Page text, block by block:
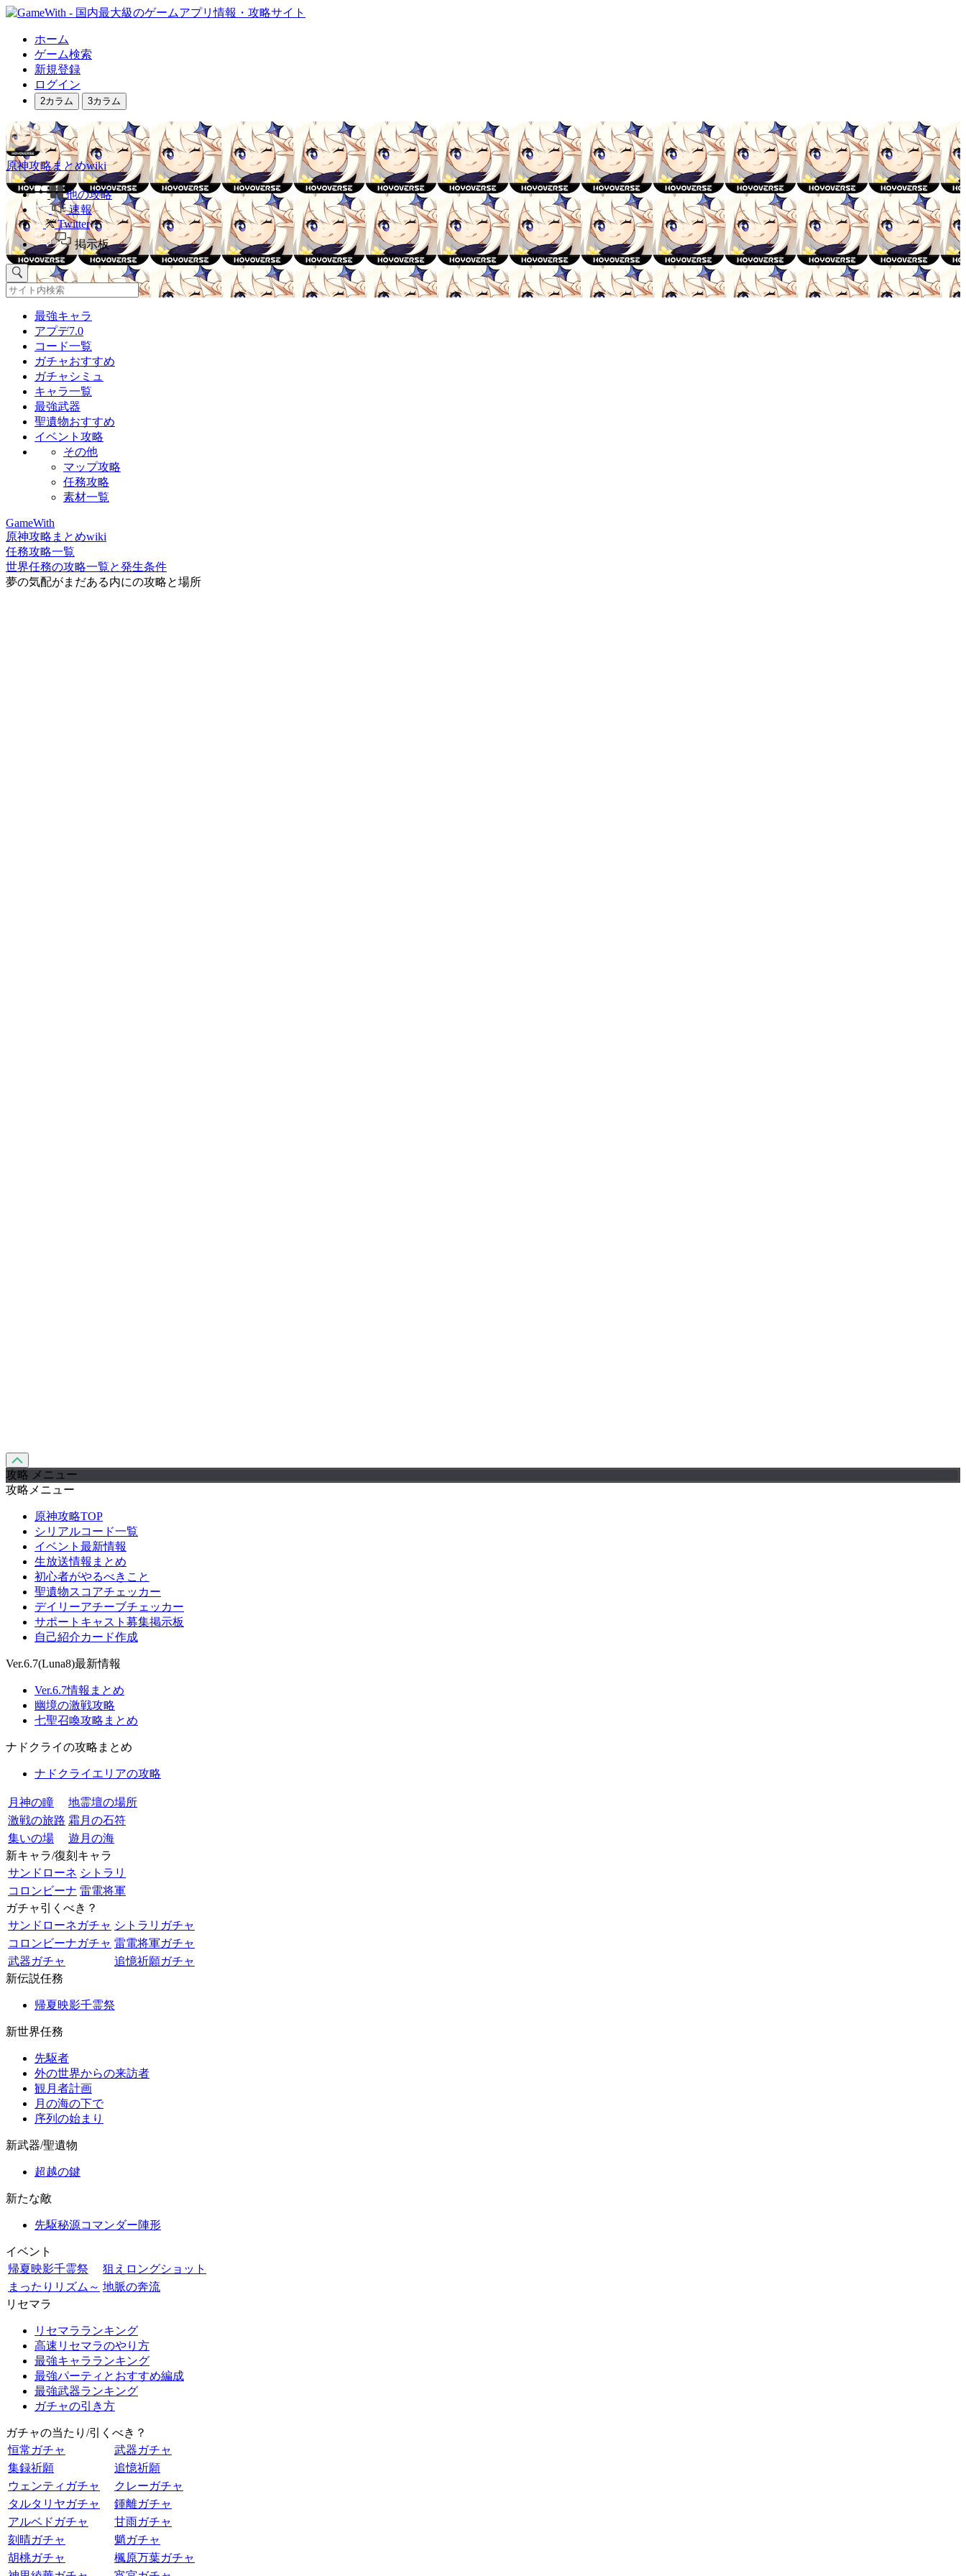
ホーム
ゲーム検索
新規登録
ログイン
2カラム 3カラム
原神攻略まとめwiki
他の攻略
速報
Twitter
掲示板
最強キャラ
アプデ7.0
コード一覧
ガチャおすすめ
ガチャシミュ
キャラ一覧
最強武器
聖遺物おすすめ
イベント攻略
その他
マップ攻略
任務攻略
素材一覧
GameWith
原神攻略まとめwiki
任務攻略一覧
世界任務の攻略一覧と発生条件
夢の気配がまだある内にの攻略と場所
攻略 メニュー
攻略メニュー
原神攻略TOP
シリアルコード一覧
イベント最新情報
生放送情報まとめ
初心者がやるべきこと
聖遺物スコアチェッカー
デイリーアチーブチェッカー
サポートキャスト募集掲示板
自己紹介カード作成
Ver.6.7(Luna8)最新情報
Ver.6.7情報まとめ
幽境の激戦攻略
七聖召喚攻略まとめ
ナドクライの攻略まとめ
ナドクライエリアの攻略
月神の瞳
地霊壇の場所
激戦の旅路 霜月の石符
集いの場
遊月の海
新キャラ/復刻キャラ
サンドローネ シトラリ
コロンビーナ 雷電将軍
ガチャ引くべき？
サンドローネガチャ シトラリガチャ
コロンビーナガチャ 雷電将軍ガチャ
武器ガチャ
追憶祈願ガチャ
新伝説任務
帰夏映影千霊祭
新世界任務
先駆者
外の世界からの来訪者
観月者計画
月の海の下で
序列の始まり
新武器/聖遺物
超越の鍵
新たな敵
先駆秘源コマンダー陣形
イベント
帰夏映影千霊祭
狙えロングショット
まったりリズム～ 地脈の奔流
リセマラ
リセマラランキング
高速リセマラのやり方
最強キャラランキング
最強パーティとおすすめ編成
最強武器ランキング
ガチャの引き方
ガチャの当たり/引くべき？
恒常ガチャ
武器ガチャ
集録祈願
追憶祈願
ウェンティガチャ
クレーガチャ
タルタリヤガチャ
鍾離ガチャ
アルベドガチャ
甘雨ガチャ
刻晴ガチャ
魈ガチャ
胡桃ガチャ
楓原万葉ガチャ